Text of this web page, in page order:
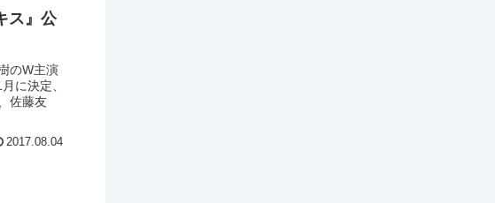
ス』公
のW主演
に決定、
佐藤友
2017.08.04